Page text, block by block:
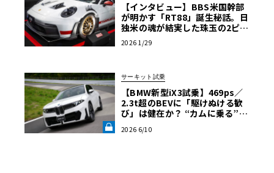
【インタビュー】BBS米国幹部
が明かす「RT88」誕生秘話。日
独米の魂が結実した珠玉の2ピー
ス鍛造ホイール〈PR〉
2026 1/29
サーキット試乗
【BMW新型iX3試乗】469ps／
2.3t超のBEVに「駆けぬける歓
び」は健在か？ “カムに乗る”官
NT LAB》
2026 6/10